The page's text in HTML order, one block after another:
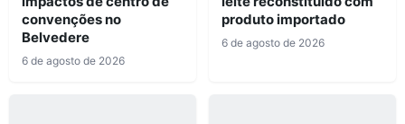
convenções no
Belvedere
6 de agosto de 2026
produto importado
6 de agosto de 2026